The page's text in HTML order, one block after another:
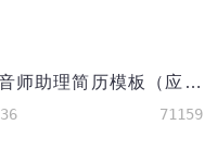
录音师助理简历模板（应届生初级岗位）
36 71159